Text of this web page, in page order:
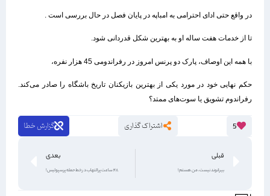
در واقع حتی ادای احترامی به امباپه در پایان فصل در حال بررسی است .
تا از خدمات هفت ساله او به بهترین شکل قدردانی شود.
با همه این اوصاف، پارک دو پرنس امروز در رفراندومی 45 هزار نفره،
حکم نهایی خود در مورد یکی از بهترین بازیکنان تاریخ باشگاه را صادر می‌کند.
رفراندوم تشویق یا سوت‌های ممتد؟
5 اشتراک گذاری گزارش خطا
قبلی
بیرانوند نیست، من هستم!
بعدی